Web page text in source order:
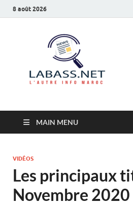
8 août 2026
MAIN MENU
VIDÉOS
Les principaux
Novembre 2020